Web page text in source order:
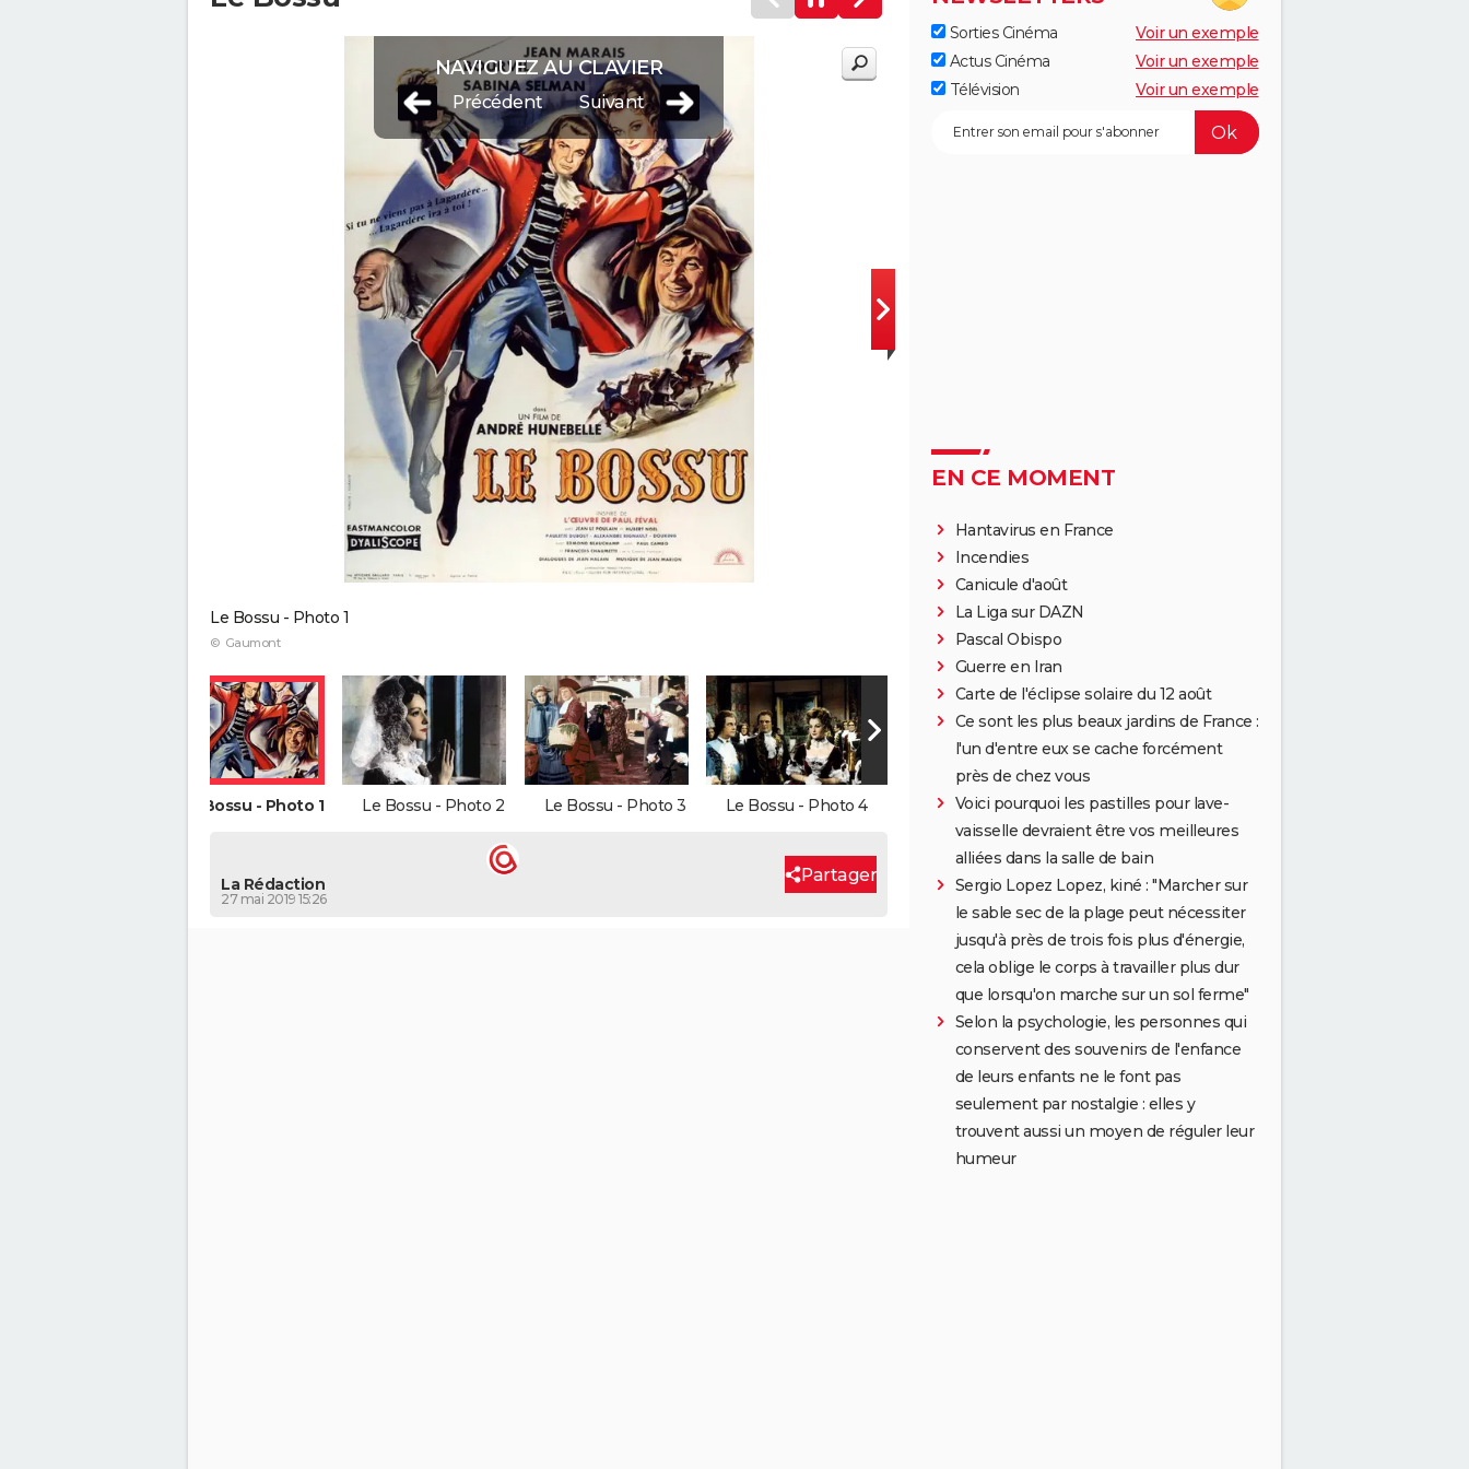
NAVIGUEZ AU CLAVIER
Précédent Suivant
Le Bossu - Photo 1
© Gaumont
Le Bossu - Photo 1 Le Bossu - Photo 2 Le Bossu - Photo 3 Le Bossu - Photo 4
La Rédaction
27 mai 2019 15:26
Partager
Sorties Cinéma
Voir un exemple
Actus Cinéma
Voir un exemple
Télévision
Voir un exemple
EN CE MOMENT
Hantavirus en France
Incendies
Canicule d'août
La Liga sur DAZN
Pascal Obispo
Guerre en Iran
Carte de l'éclipse solaire du 12 août
Ce sont les plus beaux jardins de France :
l'un d'entre eux se cache forcément
près de chez vous
Voici pourquoi les pastilles pour lave-
vaisselle devraient être vos meilleures
alliées dans la salle de bain
Sergio Lopez Lopez, kiné : "Marcher sur
le sable sec de la plage peut nécessiter
jusqu'à près de trois fois plus d'énergie,
cela oblige le corps à travailler plus dur
que lorsqu'on marche sur un sol ferme"
Selon la psychologie, les personnes qui
conservent des souvenirs de l'enfance
de leurs enfants ne le font pas
seulement par nostalgie : elles y
trouvent aussi un moyen de réguler leur
humeur